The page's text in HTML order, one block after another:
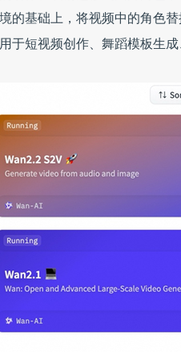
的基础上，将视频中的角色
于短视频创作、舞蹈模板生